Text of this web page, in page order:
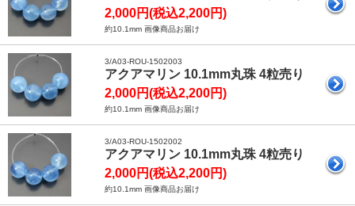
2,000円(税込2,200円)
約10.1mm 画像商品お届け
3/A03-ROU-1502003
アクアマリン 10.1mm丸珠 4粒売り
2,000円(税込2,200円)
約10.1mm 画像商品お届け
3/A03-ROU-1502002
アクアマリン 10.1mm丸珠 4粒売り
2,000円(税込2,200円)
約10.1mm 画像商品お届け